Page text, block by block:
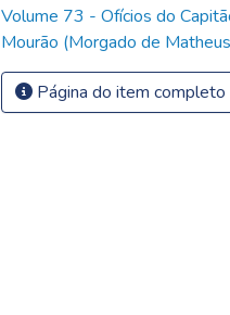
Volume 73 - Ofícios do
Mourão (Morgado de
Página do item completo